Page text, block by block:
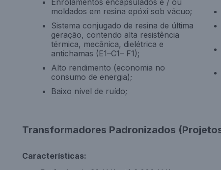
Enrolamentos encapsulados e / ou
moldados em resina epóxi sob vácuo;
Sistema conjugado de resina de última
geração, contendo alta resistência
térmica, mecânica, dielétrica e
antichamas (E1–C1– F1);
Alto rendimento (economia no
consumo de energia);
Baixo nível de ruído;
Transformadores Padronizados
Características: